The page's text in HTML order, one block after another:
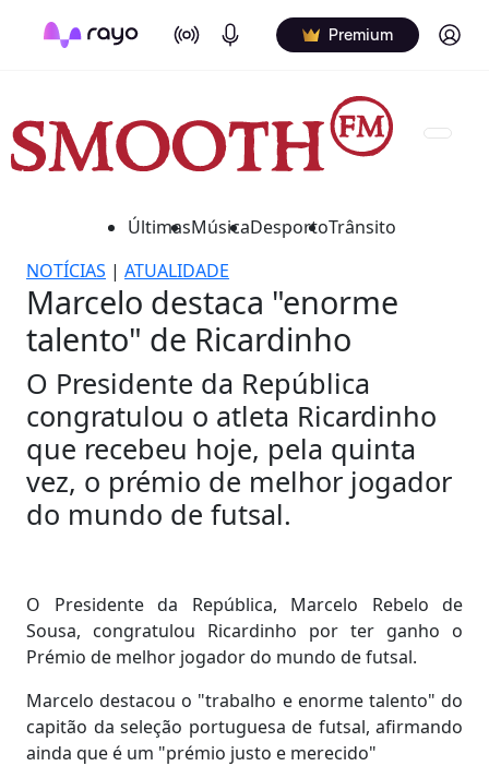
On Air Podcasts Premium Log in
ÚltimasMúsicaDesportoTrânsito
NOTÍCIAS | ATUALIDADE
Marcelo destaca "enorme
talento" de Ricardinho
O Presidente da República
congratulou o atleta Ricardinho
que recebeu hoje, pela quinta
vez, o prémio de melhor jogador
do mundo de futsal.
O Presidente da República, Marcelo Rebelo de
Sousa, congratulou Ricardinho por ter ganho o
Prémio de melhor jogador do mundo de futsal.
Marcelo destacou o "trabalho e enorme talento" do
capitão da seleção portuguesa de futsal, afirmando
ainda que é um "prémio justo e merecido"